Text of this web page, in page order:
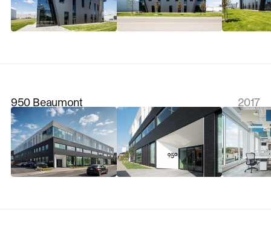
2017
950 Beaumont